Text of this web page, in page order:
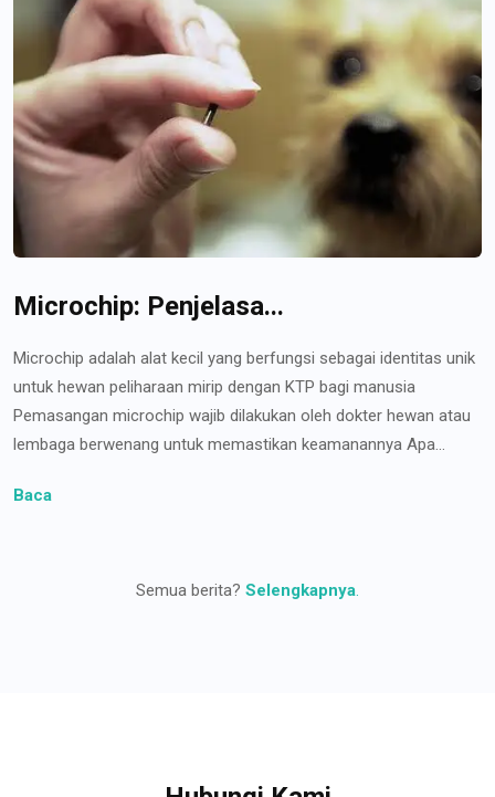
Microchip: Penjelasa...
Microchip adalah alat kecil yang berfungsi sebagai identitas unik
untuk hewan peliharaan mirip dengan KTP bagi manusia
Pemasangan microchip wajib dilakukan oleh dokter hewan atau
lembaga berwenang untuk memastikan keamanannya Apa...
Baca
Semua berita? Selengkapnya.